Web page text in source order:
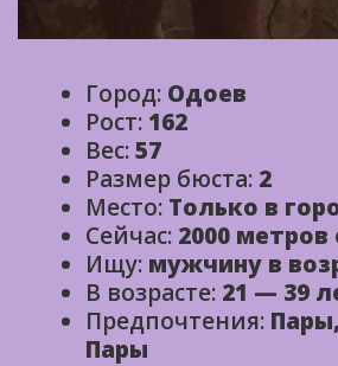
Город: Одоев
Рост: 162
Вес:57
Размер бюста: 2
Место: Только в
Сейчас: 2000 метров
Ищу: мужчину в
В возрасте: 21 — 39
Предпочтения:
Пары